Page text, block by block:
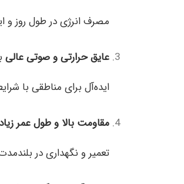
مصرف انرژی در طول روز و
عایق حرارتی و صوتی عالی
ایده‌آل برای مناطقی با
مقاومت بالا و طول عمر زیاد
تعمیر و نگهداری در